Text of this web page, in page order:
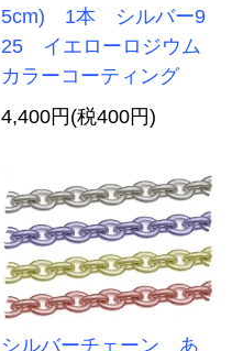
5cm) 1本 シルバー9
25 イエローロジウム
カラーコーティング
4,400円(税400円)
シルバーチェーン あ